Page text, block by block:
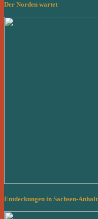
Der Norden wartet
Entdeckungen in Sachsen-Anhalt